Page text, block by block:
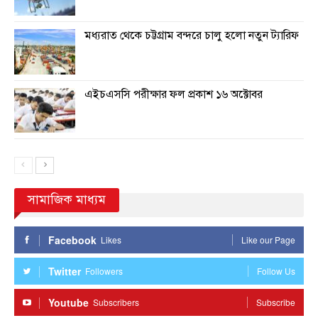
মধ্যরাত থেকে চট্টগ্রাম বন্দরে চালু হলো নতুন ট্যারিফ
এইচএসসি পরীক্ষার ফল প্রকাশ ১৬ অক্টোবর
সামাজিক মাধ্যম
Facebook Likes Like our Page
Twitter Followers Follow Us
Youtube Subscribers Subscribe